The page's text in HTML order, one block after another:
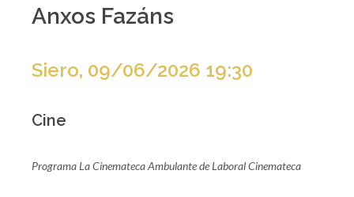
Anxos Fazáns
Siero, 09/06/2026 19:30
Cine
Programa La Cinemateca Ambulante de Laboral Cinemateca